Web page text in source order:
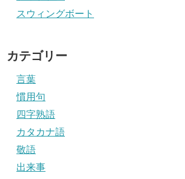
スウィングボート
カテゴリー
言葉
慣用句
四字熟語
カタカナ語
敬語
出来事